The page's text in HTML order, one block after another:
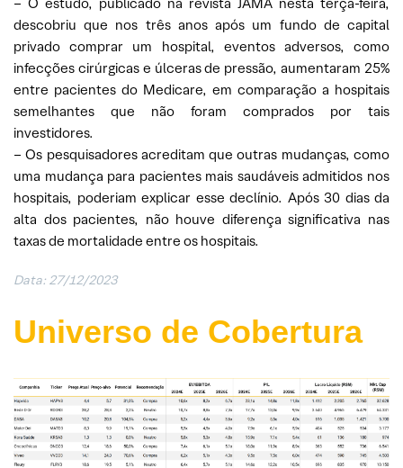
– O estudo, publicado na revista JAMA nesta terça-feira,
descobriu que nos três anos após um fundo de capital
privado comprar um hospital, eventos adversos, como
infecções cirúrgicas e úlceras de pressão, aumentaram 25%
entre pacientes do Medicare, em comparação a hospitais
semelhantes que não foram comprados por tais
investidores.
– Os pesquisadores acreditam que outras mudanças, como
uma mudança para pacientes mais saudáveis admitidos nos
hospitais, poderiam explicar esse declínio. Após 30 dias da
alta dos pacientes, não houve diferença significativa nas
taxas de mortalidade entre os hospitais.
Data: 27/12/2023
Universo de Cobertura